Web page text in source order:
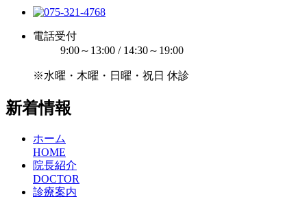
電話受付
9:00～13:00 / 14:30～19:00
※水曜・木曜・日曜・祝日 休診
新着情報
ホーム
HOME
院長紹介
DOCTOR
診療案内